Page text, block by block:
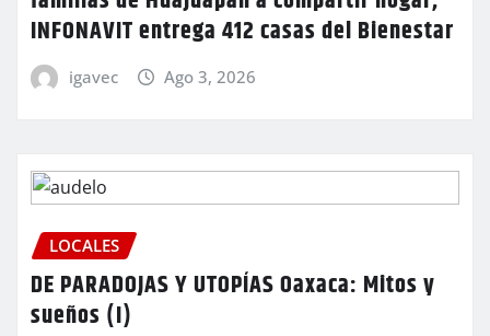
INFONAVIT entrega 412 casas del Bienestar
igavec Ago 3, 2026
LOCALES
DE PARADOJAS Y UTOPÍAS Oaxaca: Mitos y
sueños (I)